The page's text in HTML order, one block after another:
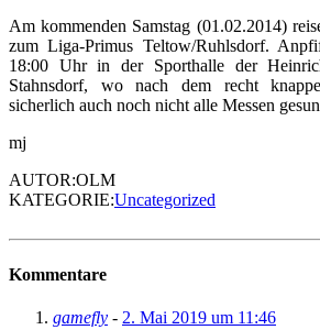
Am kommenden Samstag (01.02.2014)
zum Liga-Primus Teltow/Ruhlsdorf.
18:00 Uhr in der Sporthalle der
Stahnsdorf, wo nach dem recht
sicherlich auch noch nicht alle Messen
mj
AUTOR:OLM
KATEGORIE:Uncategorized
Kommentare
gamefly - 2. Mai 2019 um 11:46